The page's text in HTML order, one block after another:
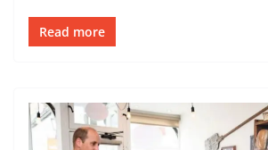
Read more